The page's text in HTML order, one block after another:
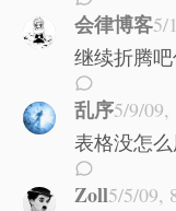
会律博客5/
继续折腾吧
乱序5/9/
表格没怎
Zoll5/5/09,